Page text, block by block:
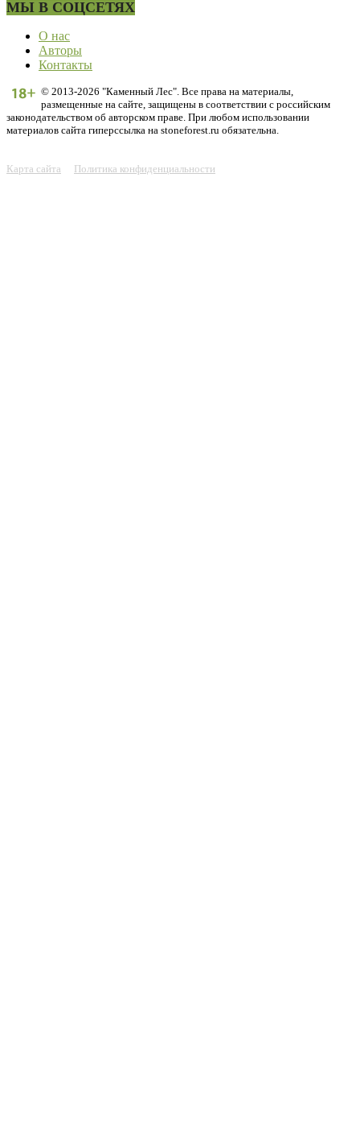
МЫ В СОЦСЕТЯХ
О нас
Авторы
Контакты
© 2013-2026 "Каменный Лес". Все права на материалы,
размещенные на сайте, защищены в соответствии с российским
законодательством об авторском праве. При любом использовании
материалов сайта гиперссылка на stoneforest.ru обязательна.
Карта сайта Политика конфиденциальности